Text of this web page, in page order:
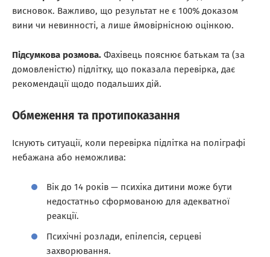
висновок. Важливо, що результат не є 100% доказом
вини чи невинності, а лише ймовірнісною оцінкою.
Підсумкова розмова. Фахівець пояснює батькам та (за
домовленістю) підлітку, що показала перевірка, дає
рекомендації щодо подальших дій.
Обмеження та протипоказання
Існують ситуації, коли перевірка підлітка на поліграфі
небажана або неможлива:
Вік до 14 років — психіка дитини може бути
недостатньо сформованою для адекватної
реакції.
Психічні розлади, епілепсія, серцеві
захворювання.